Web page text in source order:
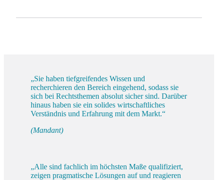
„Sie haben tiefgreifendes Wissen und
recherchieren den Bereich eingehend, sodass sie
sich bei Rechtsthemen absolut sicher sind. Darüber
hinaus haben sie ein solides wirtschaftliches
Verständnis und Erfahrung mit dem Markt.“
(Mandant)
„Alle sind fachlich im höchsten Maße qualifiziert,
zeigen pragmatische Lösungen auf und reagieren